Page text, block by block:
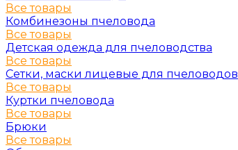
Все товары
Комбинезоны пчеловода
Все товары
Детская одежда для пчеловодства
Все товары
Сетки, маски лицевые для пчеловодов
Все товары
Куртки пчеловода
Все товары
Брюки
Все товары